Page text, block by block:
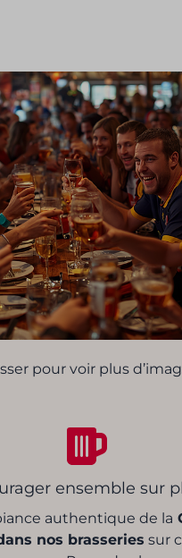
pour voir plus
ensemble sur
authentique de la
nos brasseries sur